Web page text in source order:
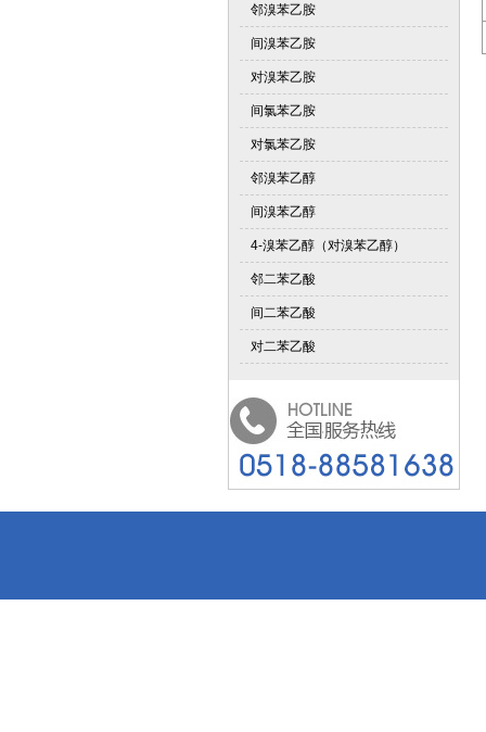
邻溴苯乙胺
间溴苯乙胺
对溴苯乙胺
间氯苯乙胺
对氯苯乙胺
邻溴苯乙醇
间溴苯乙醇
4-溴苯乙醇（对溴苯乙醇）
邻二苯乙酸
间二苯乙酸
对二苯乙酸